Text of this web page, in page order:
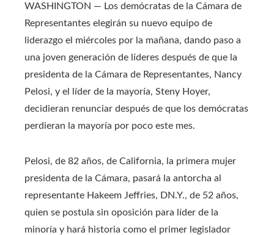
WASHINGTON — Los demócratas de la Cámara de
Representantes elegirán su nuevo equipo de
liderazgo el miércoles por la mañana, dando paso a
una joven generación de líderes después de que la
presidenta de la Cámara de Representantes, Nancy
Pelosi, y el líder de la mayoría, Steny Hoyer,
decidieran renunciar después de que los demócratas
perdieran la mayoría por poco este mes.
Pelosi, de 82 años, de California, la primera mujer
presidenta de la Cámara, pasará la antorcha al
representante Hakeem Jeffries, DN.Y., de 52 años,
quien se postula sin oposición para líder de la
minoría y hará historia como el primer legislador